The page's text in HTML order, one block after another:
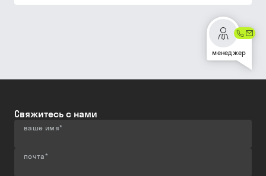
менеджер
Свяжитесь с нами
ваше имя*
почта*